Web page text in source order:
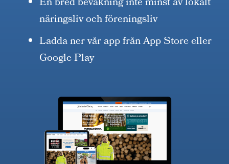
näringsliv och föreningsliv
Ladda ner vår app från App Store eller
Google Play